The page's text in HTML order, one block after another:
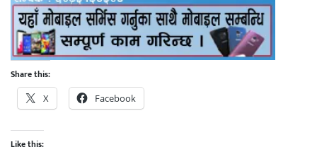
Share this:
X Facebook
Like this: